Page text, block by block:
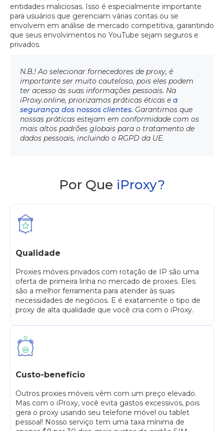
entidades maliciosas. Isso é especialmente importante
para usuários que gerenciam várias contas ou se
envolvem em análise de mercado competitiva, garantindo
que seus envolvimentos no YouTube sejam seguros e
privados.
N.B.! Ao selecionar fornecedores de proxy, é
importante ser muito cauteloso, pois eles podem
ter acesso às suas informações pessoais. Na
iProxy.online, priorizamos práticas éticas e a
segurança dos nossos clientes. Garantimos que
nossas práticas estejam em conformidade com os
mais altos padrões globais para o tratamento de
dados pessoais, incluindo o RGPD da UE.
Por Que iProxy?
Qualidade
Proxies móveis privados com rotação de IP são uma
oferta de primeira linha no mercado de proxies. Eles
são a melhor ferramenta para atender às suas
necessidades de negócios. E é exatamente o tipo de
proxy de alta qualidade que você cria com o iProxy.
Custo-benefício
Outros proxies móveis vêm com um preço elevado.
Mas com o iProxy, você evita gastos excessivos, pois
gera o proxy usando seu telefone móvel ou tablet
pessoal! Nosso serviço tem uma taxa mínima de